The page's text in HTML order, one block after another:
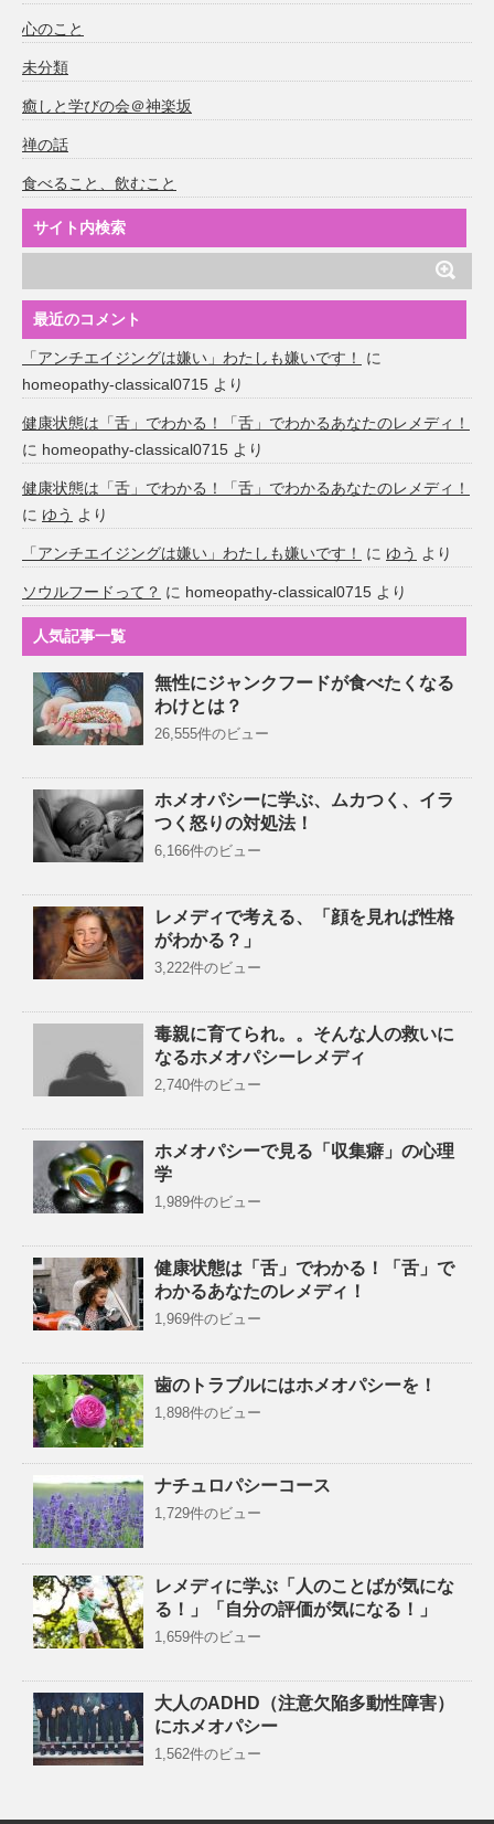
心のこと
未分類
癒しと学びの会＠神楽坂
禅の話
食べること、飲むこと
サイト内検索
最近のコメント
「アンチエイジングは嫌い」わたしも嫌いです！
に
homeopathy-classical0715 より
健康状態は「舌」でわかる！「舌」でわかるあなたのレメディ！
に homeopathy-classical0715 より
健康状態は「舌」でわかる！「舌」でわかるあなたのレメディ！
に ゆう より
「アンチエイジングは嫌い」わたしも嫌いです！ に ゆう より
ソウルフードって？ に homeopathy-classical0715 より
人気記事一覧
無性にジャンクフードが食べたくなる
わけとは？
26,555件のビュー
ホメオパシーに学ぶ、ムカつく、イラ
つく怒りの対処法！
6,166件のビュー
レメディで考える、「顔を見れば性格
がわかる？」
3,222件のビュー
毒親に育てられ。。そんな人の救いに
なるホメオパシーレメディ
2,740件のビュー
ホメオパシーで見る「収集癖」の心理
学
1,989件のビュー
健康状態は「舌」でわかる！「舌」で
わかるあなたのレメディ！
1,969件のビュー
歯のトラブルにはホメオパシーを！
1,898件のビュー
ナチュロパシーコース
1,729件のビュー
レメディに学ぶ「人のことばが気にな
る！」「自分の評価が気になる！」
1,659件のビュー
大人のADHD（注意欠陥多動性障害）
にホメオパシー
1,562件のビュー